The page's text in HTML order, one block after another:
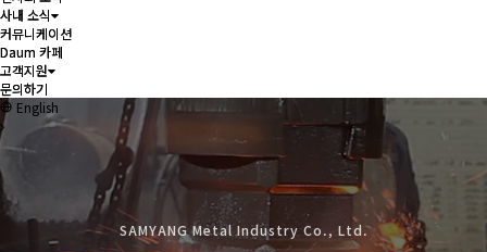
사내 소식
커뮤니케이션
Daum 카페
고객지원
문의하기
사내 소식
커뮤니케이션
Daum 카페
고객지원
문의하기
English
SAMYANG Metal Industry Co., Ltd.